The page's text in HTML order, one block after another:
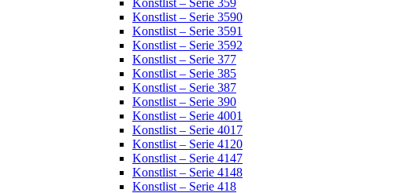
Konstlist – Serie 359
Konstlist – Serie 3590
Konstlist – Serie 3591
Konstlist – Serie 3592
Konstlist – Serie 377
Konstlist – Serie 385
Konstlist – Serie 387
Konstlist – Serie 390
Konstlist – Serie 4001
Konstlist – Serie 4017
Konstlist – Serie 4120
Konstlist – Serie 4147
Konstlist – Serie 4148
Konstlist – Serie 418